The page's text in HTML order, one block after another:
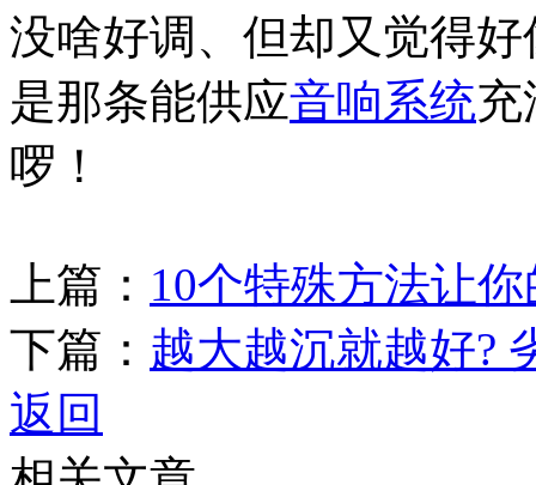
没啥好调、但却又觉得
是那条能供应音响系统充
啰！
上篇： 10个特殊方法让
下篇： 越大越沉就越好?
返回